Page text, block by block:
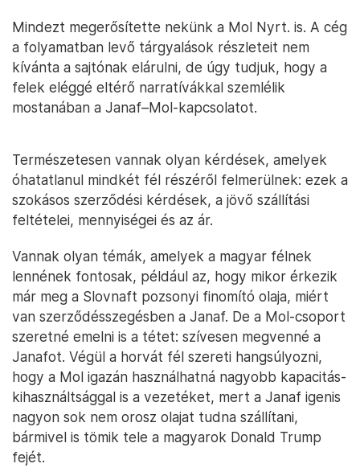
Mindezt megerősítette nekünk a Mol Nyrt. is. A cég
a folyamatban levő tárgyalások részleteit nem
kívánta a sajtónak elárulni, de úgy tudjuk, hogy a
felek eléggé eltérő narratívákkal szemlélik
mostanában a Janaf–Mol-kapcsolatot.
Természetesen vannak olyan kérdések, amelyek
óhatatlanul mindkét fél részéről felmerülnek: ezek a
szokásos szerződési kérdések, a jövő szállítási
feltételei, mennyiségei és az ár.
Vannak olyan témák, amelyek a magyar félnek
lennének fontosak, például az, hogy mikor érkezik
már meg a Slovnaft pozsonyi finomító olaja, miért
van szerződésszegésben a Janaf. De a Mol-csoport
szeretné emelni is a tétet: szívesen megvenné a
Janafot. Végül a horvát fél szereti hangsúlyozni,
hogy a Mol igazán használhatná nagyobb kapacitás-
kihasználtsággal is a vezetéket, mert a Janaf igenis
nagyon sok nem orosz olajat tudna szállítani,
bármivel is tömik tele a magyarok Donald Trump
fejét.